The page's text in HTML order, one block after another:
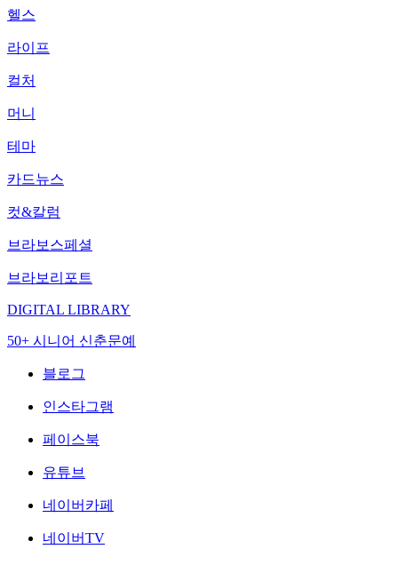
헬스
라이프
컬처
머니
테마
카드뉴스
컷&칼럼
브라보스페셜
브라보리포트
DIGITAL LIBRARY
50+ 시니어 신춘문예
블로그
인스타그램
페이스북
유튜브
네이버카페
네이버TV